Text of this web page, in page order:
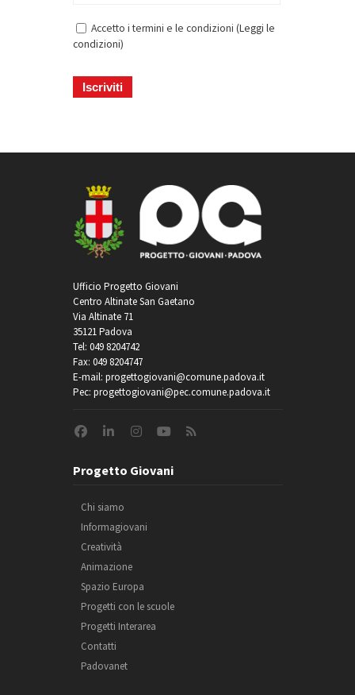
Accetto i termini e le condizioni (Leggi le
condizioni)
Ufficio Progetto Giovani
Centro Altinate San Gaetano
Via Altinate 71
35121 Padova
Tel: 049 8204742
Fax: 049 8204747
E-mail: progettogiovani@comune.padova.it
Pec: progettogiovani@pec.comune.padova.it
Progetto Giovani
Chi siamo
Informagiovani
Creatività
Animazione
Spazio Europa
Progetti con le scuole
Progetti Interarea
Contatti
Padovanet